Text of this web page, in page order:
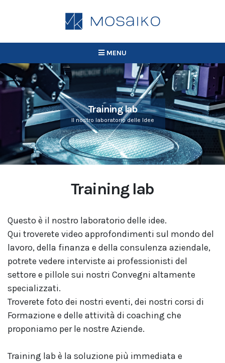
MENU
Training lab
Il nostro laboratorio delle Idee
Training lab
Questo è il nostro laboratorio delle idee.
Qui troverete video approfondimenti sul mondo del
lavoro, della finanza e della consulenza aziendale,
potrete vedere interviste ai professionisti del
settore e pillole sui nostri Convegni altamente
specializzati.
Troverete foto dei nostri eventi, dei nostri corsi di
Formazione e delle attività di coaching che
proponiamo per le nostre Aziende.
Training lab è la soluzione più immediata e